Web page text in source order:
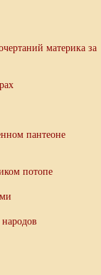
материка за
пантеоне
потопе